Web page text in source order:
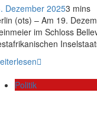
Dezember 20253 mins
(ots) – Am 19.
im Schloss
Politik